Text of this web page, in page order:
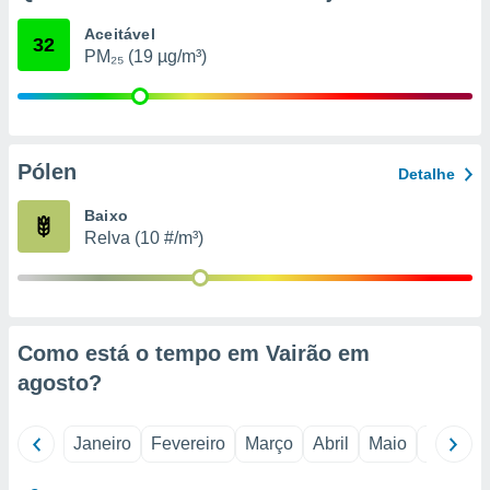
qual se
tal,
na
de
ou aceder
32 Aceitável
PM₂₅ (19 µg/m³)
Pólen Detalhe
Baixo
Relva (10 #/m³)
Como está o tempo em Vairão em
agosto?
Janeiro Fevereiro Março Abril Maio Junho